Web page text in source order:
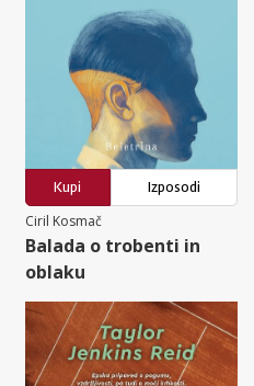
Kupi
Izposodi
Ciril Kosmač
Balada o trobenti in
oblaku